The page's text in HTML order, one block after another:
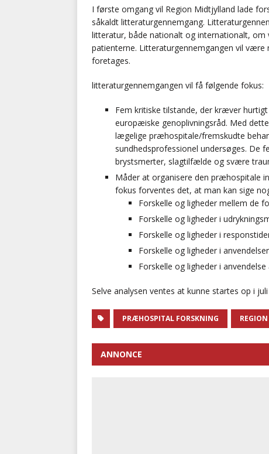
I første omgang vil Region Midtjylland lade
såkaldt litteraturgennemgang.
litteratur, både nationalt og internationalt,
patienterne. Litteraturgennemgangen vil være
foretages.
litteraturgennemgangen vil få følgende fokus:
Fem kritiske tilstande, der kræver
europæiske genoplivningsråd. Med
lægelige præhospitale/fremskudte
sundhedsprofessionel undersøges. De
brystsmerter, slagtilfælde og svære
Måder at organisere den præhospitale
fokus forventes det, at man kan sige
Forskelle og ligheder mellem de
Forskelle og ligheder i
Forskelle og ligheder i
Forskelle og ligheder i
Forskelle og ligheder i
Selve analysen ventes at kunne startes op i
PRÆHOSPITAL FORSKNING
ANNONCE